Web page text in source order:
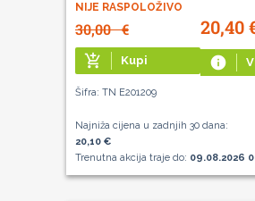
NIJE RASPOLOŽIVO
30,00€ 20,40
add_shopping_cart Kupi info
Šifra: TN E201209
Najniža cijena u zadnjih 30 dana:
20,10 €
Trenutna akcija traje do: 09.08.2026